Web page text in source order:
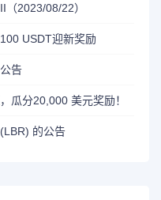
2023/08/22）
USDT迎新奖励
告
瓜分20,000 美元奖励！
的公告